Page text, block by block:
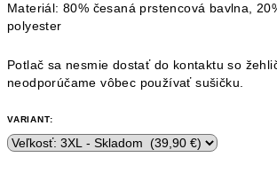
Materiál:80% česaná prstencová bavlna,
polyester
Potlač sa nesmie dostať do kontaktu so
neodporúčame vôbec používať sušičku.
VARIANT: